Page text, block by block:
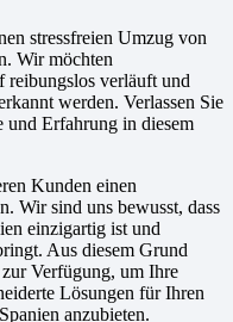
stressfreien Umzug von
Wir möchten
reibungslos verläuft und
werden. Verlassen Sie
und Erfahrung in diesem
Kunden einen
Wir sind uns bewusst, dass
einzigartig ist und
Aus diesem Grund
Verfügung, um Ihre
Lösungen für Ihren
anzubieten.